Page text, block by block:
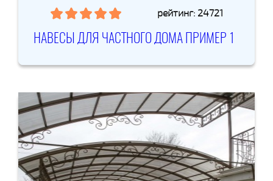
рейтинг: 24721
НАВЕСЫ ДЛЯ ЧАСТНОГО ДОМА ПРИМЕР 1